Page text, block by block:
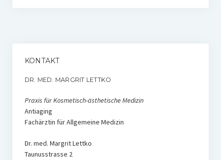
KONTAKT
DR. MED. MARGRIT LETTKO
Praxis für Kosmetisch-ästhetische Medizin
Antiaging
Fachärztin für Allgemeine Medizin
Dr. med. Margrit Lettko
Taunusstrasse 2